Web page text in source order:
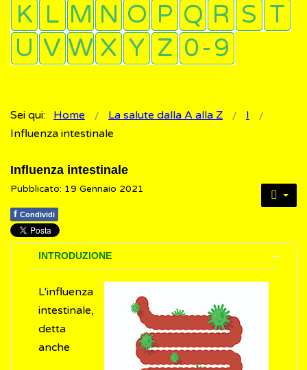
Sei qui: Home La salute dalla A alla Z
I
Influenza intestinale
Influenza intestinale
Pubblicato: 19 Gennaio 2021
f Condividi
INTRODUZIONE
L'influenza
intestinale,
detta
anche